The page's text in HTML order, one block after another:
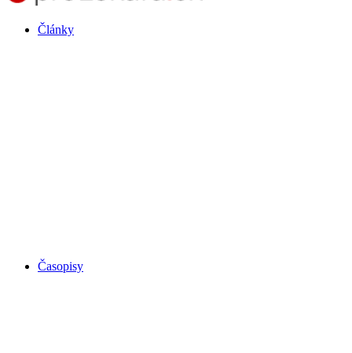
Články
Časopisy